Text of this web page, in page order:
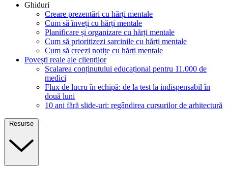
Ghiduri
Creare prezentări cu hărți mentale
Cum să înveți cu hărți mentale
Planificare și organizare cu hărți mentale
Cum să prioritizezi sarcinile cu hărți mentale
Cum să creezi notițe cu hărți mentale
Povești reale ale clienților
Scalarea conținutului educațional pentru 11.000 de
medici
Flux de lucru în echipă: de la test la indispensabil în
două luni
10 ani fără slide-uri: regândirea cursurilor de arhitectură
Resurse